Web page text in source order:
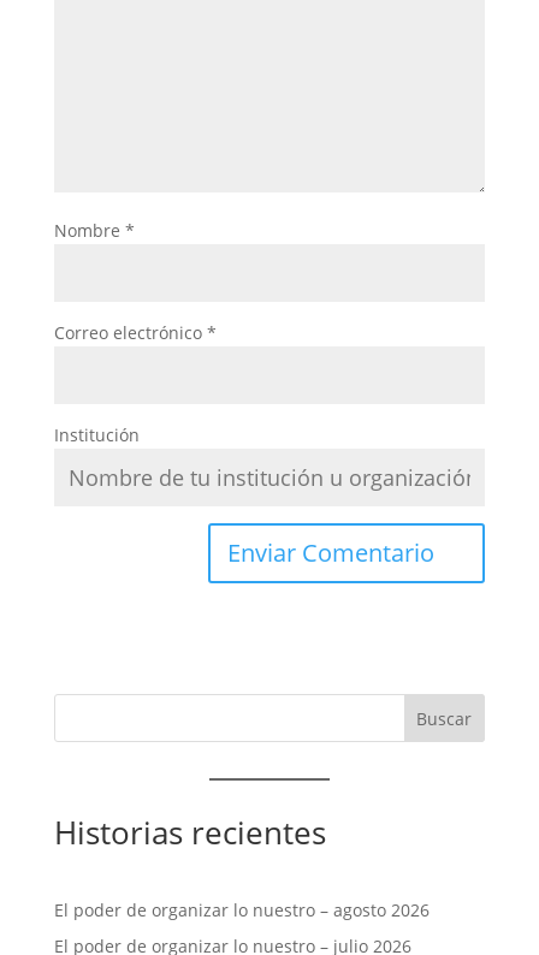
Nombre *
Correo electrónico *
Institución
Historias recientes
El poder de organizar lo nuestro – agosto 2026
El poder de organizar lo nuestro – julio 2026